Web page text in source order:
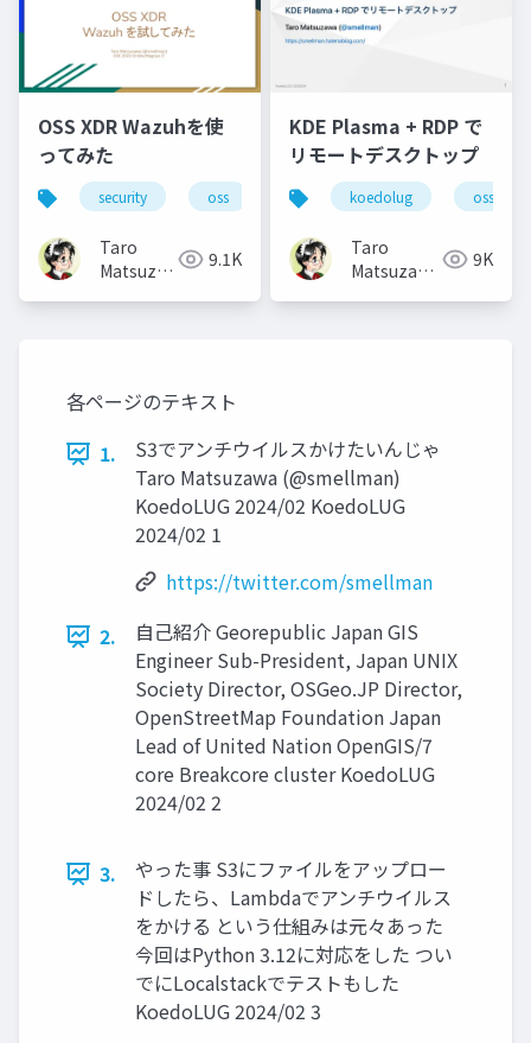
OSS XDR Wazuhを使
ってみた
security oss
Taro
Matsuzawa
9.1K
KDE Plasma + RDP で
リモートデスクトップ
koedolug oss
Taro
Matsuzawa
9K
各ページのテキスト
1.
S3でアンチウイルスかけたいんじゃ
Taro Matsuzawa (@smellman)
KoedoLUG 2024/02 KoedoLUG
2024/02 1
https://twitter.com/smellman
2.
自己紹介 Georepublic Japan GIS
Engineer Sub-President, Japan UNIX
Society Director, OSGeo.JP Director,
OpenStreetMap Foundation Japan
Lead of United Nation OpenGIS/7
core Breakcore cluster KoedoLUG
2024/02 2
3.
やった事 S3にファイルをアップロー
ドしたら、Lambdaでアンチウイルス
をかける という仕組みは元々あった
今回はPython 3.12に対応をした つい
でにLocalstackでテストもした
KoedoLUG 2024/02 3